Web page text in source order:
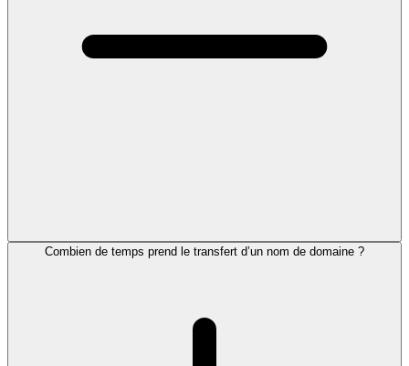
Combien de temps prend le transfert d’un nom de domaine ?